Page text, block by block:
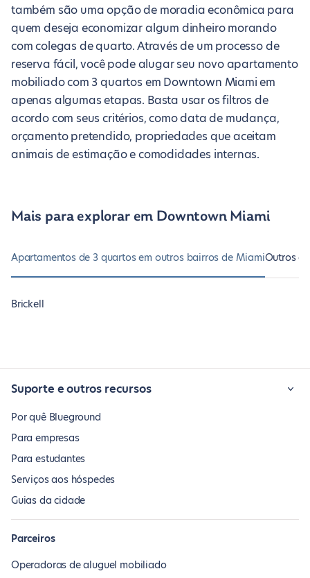
também são uma opção de moradia econômica para
quem deseja economizar algum dinheiro morando
com colegas de quarto. Através de um processo de
reserva fácil, você pode alugar seu novo apartamento
mobiliado com 3 quartos em Downtown Miami em
apenas algumas etapas. Basta usar os filtros de
acordo com seus critérios, como data de mudança,
orçamento pretendido, propriedades que aceitam
animais de estimação e comodidades internas.
Mais para explorar em Downtown Miami
Apartamentos de 3 quartos em outros bairros de MiamiOutros
Brickell
Suporte e outros recursos
Por quê Blueground
Para empresas
Para estudantes
Serviços aos hóspedes
Guias da cidade
Parceiros
Operadoras de aluguel mobiliado